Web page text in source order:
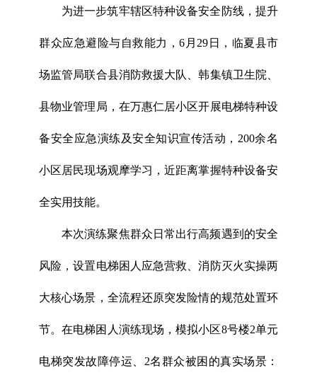
为进一步筑牢辖区特种设备安全防线，提升
群众应急避险与自救能力，6月29日，临夏县市
场监管局联合县消防救援大队、韩集镇卫生院、
县物业管理局，在万惠仁居小区开展电梯特种设
备安全应急演练及安全知识宣传活动，200余名
小区居民现场观摩学习，近距离掌握特种设备安
全实用技能。
本次演练聚焦群众日常出行高频遇到的安全
风险，设置电梯困人应急营救、消防灭火实操两
大核心场景，全流程还原突发险情的规范处置环
节。在电梯困人演练现场，模拟小区8号楼2单元
电梯突发故障停运、2名群众被困的真实场景：